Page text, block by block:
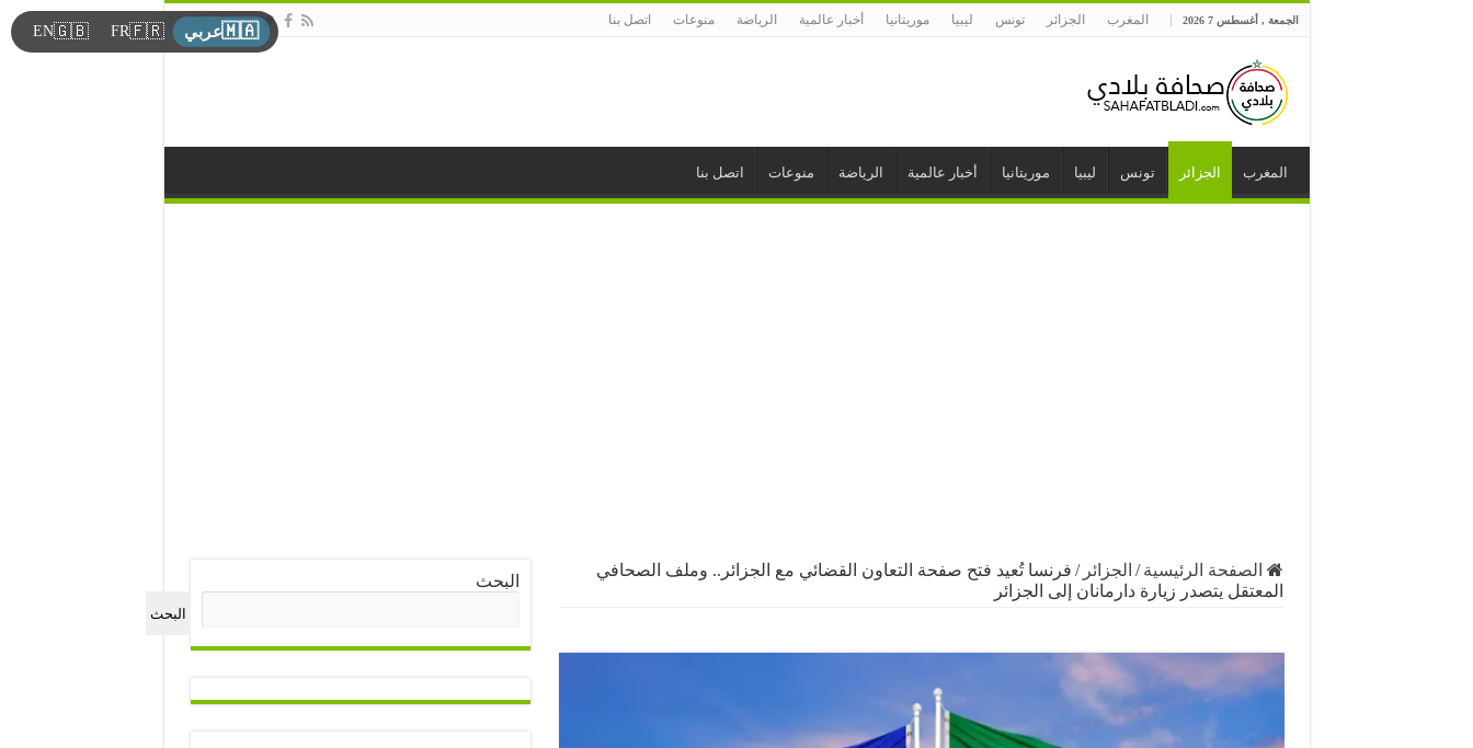
الجمعة , أغسطس 7 2026 المغرب الجزائر تونس ليبيا موريتانيا أخبار عالمية الرياضة منوعات اتصل بنا
المغرب الجزائر تونس ليبيا موريتانيا أخبار عالمية الرياضة منوعات اتصل بنا
الصفحة الرئيسية / الجزائر / فرنسا تُعيد فتح صفحة التعاون القضائي مع الجزائر.. وملف الصحافي
المعتقل يتصدر زيارة دارمانان إلى الجزائر
البحث
البحث
🇲🇦عربي 🇫🇷
FR
🇬🇧
EN